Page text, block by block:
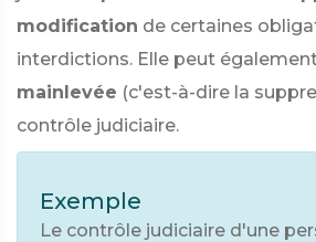
modification de certaines
interdictions. Elle peut
mainlevée (c'est-à-dire la
contrôle judiciaire.
Exemple
Le contrôle judiciaire d'une